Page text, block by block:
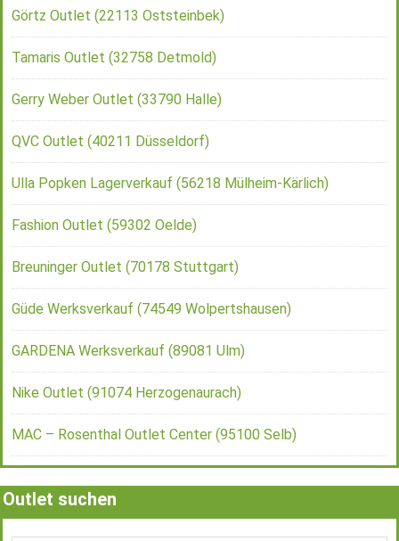
Görtz Outlet (22113 Oststeinbek)
Tamaris Outlet (32758 Detmold)
Gerry Weber Outlet (33790 Halle)
QVC Outlet (40211 Düsseldorf)
Ulla Popken Lagerverkauf (56218 Mülheim-Kärlich)
Fashion Outlet (59302 Oelde)
Breuninger Outlet (70178 Stuttgart)
Güde Werksverkauf (74549 Wolpertshausen)
GARDENA Werksverkauf (89081 Ulm)
Nike Outlet (91074 Herzogenaurach)
MAC – Rosenthal Outlet Center (95100 Selb)
Outlet suchen